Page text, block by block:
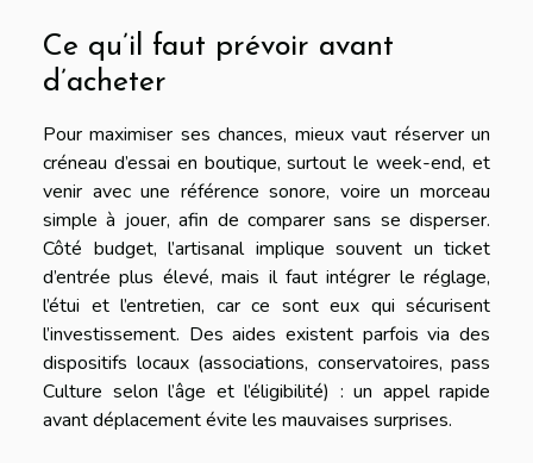
Ce qu’il faut prévoir avant
d’acheter
Pour maximiser ses chances, mieux vaut réserver un
créneau d’essai en boutique, surtout le week-end, et
venir avec une référence sonore, voire un morceau
simple à jouer, afin de comparer sans se disperser.
Côté budget, l’artisanal implique souvent un ticket
d’entrée plus élevé, mais il faut intégrer le réglage,
l’étui et l’entretien, car ce sont eux qui sécurisent
l’investissement. Des aides existent parfois via des
dispositifs locaux (associations, conservatoires, pass
Culture selon l’âge et l’éligibilité) : un appel rapide
avant déplacement évite les mauvaises surprises.